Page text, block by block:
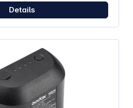
Details